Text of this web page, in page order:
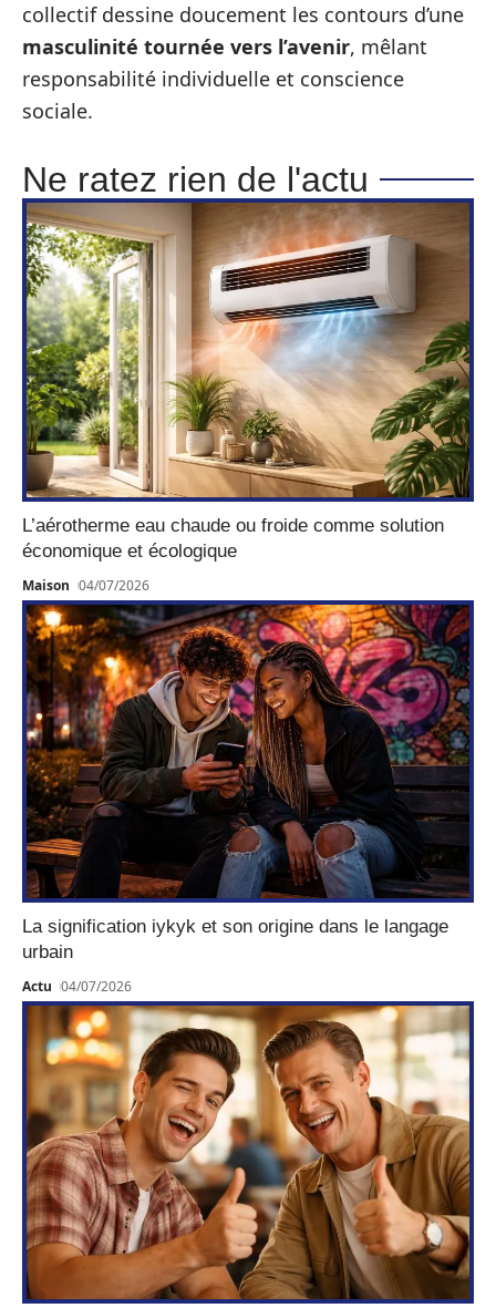
collectif dessine doucement les contours d’une
masculinité tournée vers l’avenir, mêlant
responsabilité individuelle et conscience
sociale.
Ne ratez rien de l'actu
L’aérotherme eau chaude ou froide comme solution
économique et écologique
Maison 04/07/2026
La signification iykyk et son origine dans le langage
urbain
Actu 04/07/2026